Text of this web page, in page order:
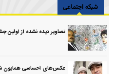
شبکه اجتماعی
تصاویر دیده نشده از اولین
عکس‌های احساسی همایون